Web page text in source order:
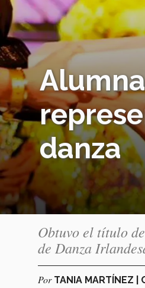
danza
Obtuvo el título
de Danza
Por TANIA MARTÍNEZ |